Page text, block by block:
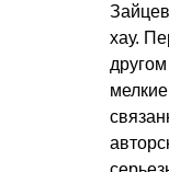
хау.